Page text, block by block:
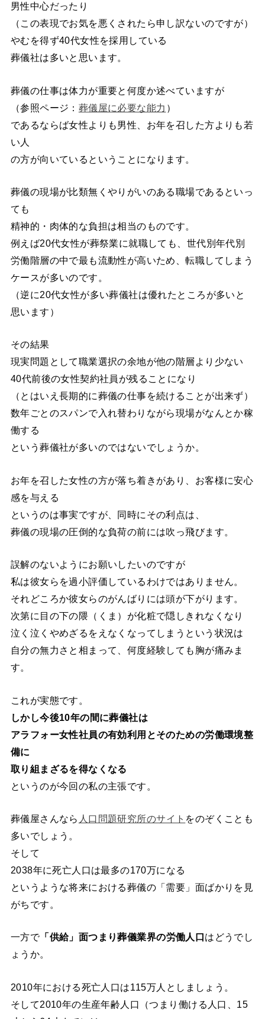
男性中心だったり
（この表現でお気を悪くされたら申し訳ないのですが）
やむを得ず40代女性を採用している
葬儀社は多いと思います。
葬儀の仕事は体力が重要と何度か述べていますが
（参照ページ： 葬儀屋に必要な能力 ）
であるならば女性よりも男性、お年を召した方よりも若
い人
の方が向いているということになります。
葬儀の現場が比類無くやりがいのある職場であるといっ
ても
精神的・肉体的な負担は相当のものです。
例えば20代女性が葬祭業に就職しても、世代別年代別
労働階層の中で最も流動性が高いため、転職してしまう
ケースが多いのです。
（逆に20代女性が多い葬儀社は優れたところが多いと
思います）
その結果
現実問題として職業選択の余地が他の階層より少ない
40代前後の女性契約社員が残ることになり
（とはいえ長期的に葬儀の仕事を続けることが出来ず）
数年ごとのスパンで入れ替わりながら現場がなんとか稼
働する
という葬儀社が多いのではないでしょうか。
お年を召した女性の方が落ち着きがあり、お客様に安心
感を与える
というのは事実ですが、同時にその利点は、
葬儀の現場の圧倒的な負荷の前には吹っ飛びます。
誤解のないようにお願いしたいのですが
私は彼女らを過小評価しているわけではありません。
それどころか彼女らのがんばりには頭が下がります。
次第に目の下の隈（くま）が化粧で隠しきれなくなり
泣く泣くやめざるをえなくなってしまうという状況は
自分の無力さと相まって、何度経験しても胸が痛みま
す。
これが実態です。
しかし今後10年の間に葬儀社は
アラフォー女性社員の有効利用とそのための労働環境整
備に
取り組まざるを得なくなる
というのが今回の私の主張です。
葬儀屋さんなら 人口問題研究所のサイト をのぞくことも
多いでしょう。
そして
2038年に死亡人口は最多の170万になる
というような将来における葬儀の「需要」面ばかりを見
がちです。
一方で「供給」面つまり葬儀業界の労働人口はどうでし
ょうか。
2010年における死亡人口は115万人としましょう。
そして2010年の生産年齢人口（つまり働ける人口、15